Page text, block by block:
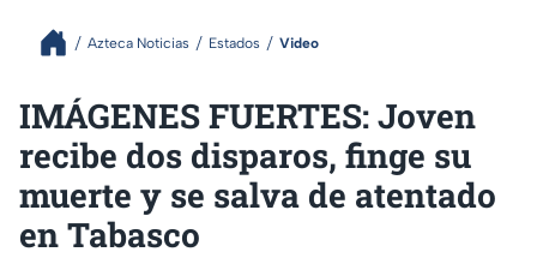
Azteca Noticias Estados Video
IMÁGENES FUERTES: Joven
recibe dos disparos, finge su
muerte y se salva de atentado
en Tabasco